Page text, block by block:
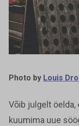
Photo by Louis
Võib julgelt
kuumima uue